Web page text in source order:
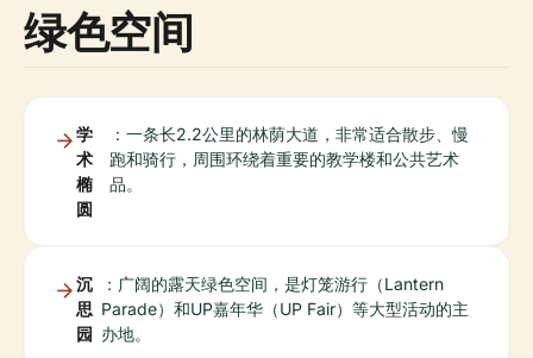
绿色空间
学
术
椭
圆
：一条长2.2公里的林荫大道，非常适合散步、慢
跑和骑行，周围环绕着重要的教学楼和公共艺术
品。
沉
思
园
：广阔的露天绿色空间，是灯笼游行（Lantern
Parade）和UP嘉年华（UP Fair）等大型活动的主
办地。